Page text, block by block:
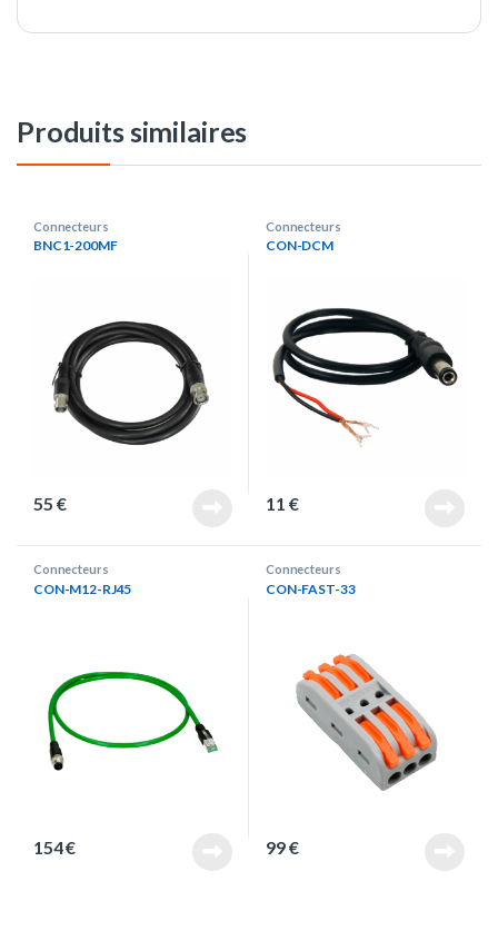
Produits similaires
Connecteurs
BNC1-200MF
55 €
Connecteurs
CON-DCM
11 €
Connecteurs
CON-M12-RJ45
154€
Connecteurs
CON-FAST-33
99€